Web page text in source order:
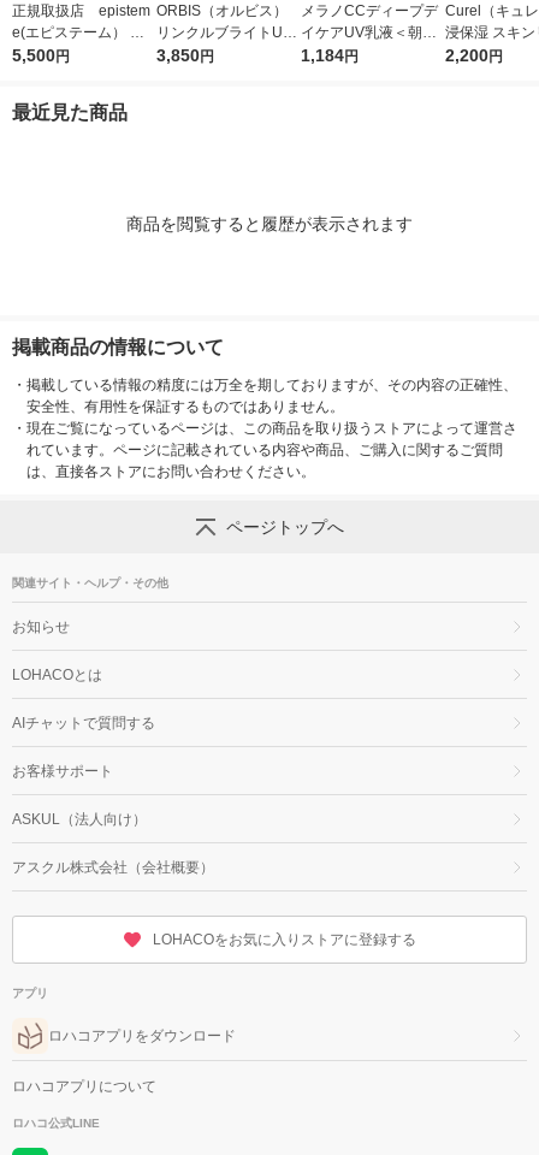
正規取扱店 epistem
e(エピステーム） パ
ワライズラッシュセラ
5,500円
ORBIS（オルビス）
リンクルブライトUV
プロテクター N 50g
3,850円
メラノCCディープデ
イケアUV乳液＜朝用
日焼け止め乳液＞50g
1,184円
Curel（キュ
浸保湿 スキン
ＵＶセラム
2,200円
最近見た商品
商品を閲覧すると履歴が表示されます
掲載商品の情報について
・ 掲載している情報の精度には万全を期しておりますが、その内容の正確性、
安全性、有用性を保証するものではありません。
・ 現在ご覧になっているページは、この商品を取り扱うストアによって運営さ
れています。ページに記載されている内容や商品、ご購入に関するご質問
は、直接各ストアにお問い合わせください。
ページトップへ
関連サイト・ヘルプ・その他
お知らせ
LOHACOとは
AIチャットで質問する
お客様サポート
ASKUL（法人向け）
アスクル株式会社（会社概要）
LOHACOをお気に入りストアに登録する
アプリ
ロハコアプリをダウンロード
ロハコアプリについて
ロハコ公式LINE